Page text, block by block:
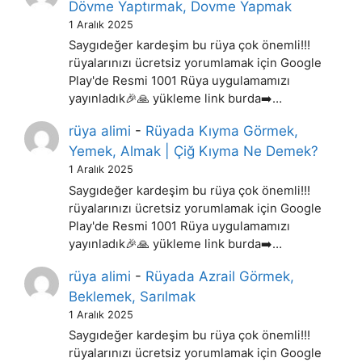
Dövme Yaptırmak, Dovme Yapmak
1 Aralık 2025
Saygıdeğer kardeşim bu rüya çok önemli!!!
rüyalarınızı ücretsiz yorumlamak için Google
Play'de Resmi 1001 Rüya uygulamamızı
yayınladık🎉🙏 yükleme link burda➡️…
rüya alimi - Rüyada Kıyma Görmek,
Yemek, Almak | Çiğ Kıyma Ne Demek?
1 Aralık 2025
Saygıdeğer kardeşim bu rüya çok önemli!!!
rüyalarınızı ücretsiz yorumlamak için Google
Play'de Resmi 1001 Rüya uygulamamızı
yayınladık🎉🙏 yükleme link burda➡️…
rüya alimi - Rüyada Azrail Görmek,
Beklemek, Sarılmak
1 Aralık 2025
Saygıdeğer kardeşim bu rüya çok önemli!!!
rüyalarınızı ücretsiz yorumlamak için Google